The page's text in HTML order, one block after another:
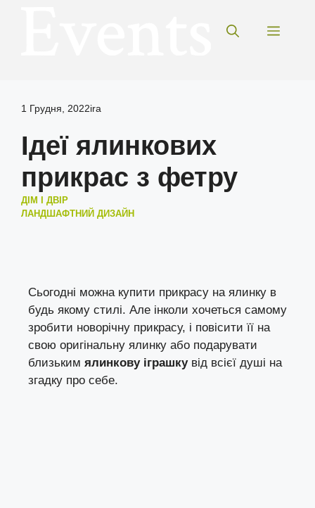
Меню
1 Грудня, 2022ira
Ідеї ялинкових
прикрас з фетру
ДІМ І ДВІР
ЛАНДШАФТНИЙ ДИЗАЙН
Сьогодні можна купити прикрасу на ялинку в
будь якому стилі. Але інколи хочеться самому
зробити новорічну прикрасу, і повісити її на
свою оригінальну ялинку або подарувати
близьким ялинкову іграшкувід всієї душі на
згадку про себе.